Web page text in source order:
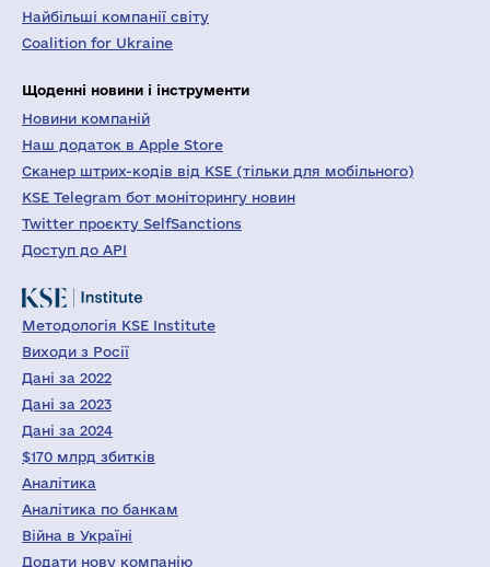
Найбільші компанії світу
Coalition for Ukraine
Щоденні новини і інструменти
Новини компаній
Наш додаток в Apple Store
Сканер штрих-кодів від KSE (тільки для мобільного)
KSE Telegram бот моніторингу новин
Twitter проєкту SelfSanctions
Доступ до API
Методологія KSE Institute
Виходи з Росії
Дані за 2022
Дані за 2023
Дані за 2024
$170 млрд збитків
Аналітика
Аналітика по банкам
Війна в Україні
Додати нову компанію